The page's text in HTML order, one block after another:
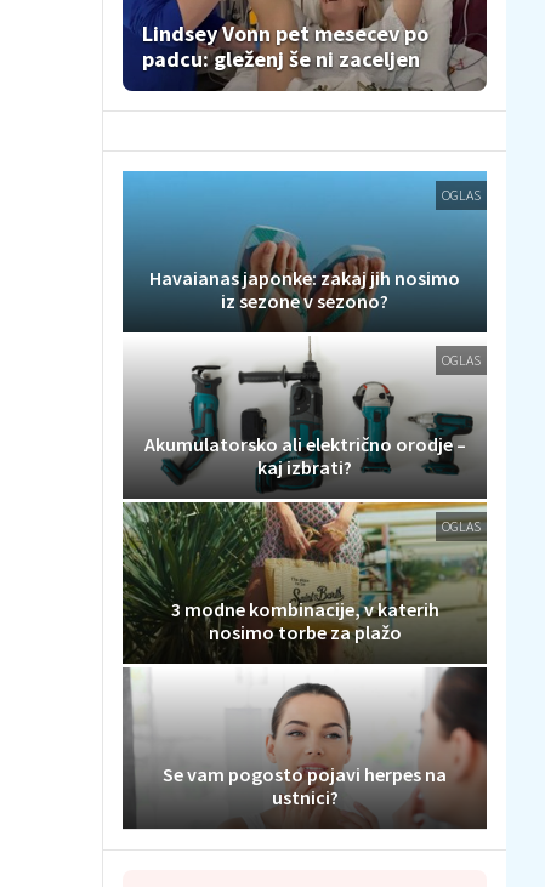
Lindsey Vonn pet mesecev po
padcu: gleženj še ni zaceljen
OGLAS
Havaianas japonke: zakaj jih nosimo
iz sezone v sezono?
OGLAS
Akumulatorsko ali električno orodje –
kaj izbrati?
OGLAS
3 modne kombinacije, v katerih
nosimo torbe za plažo
Se vam pogosto pojavi herpes na
ustnici?